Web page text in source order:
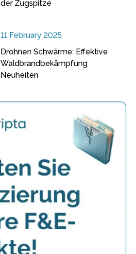
der Zugspitze
11 February 2025
Drohnen Schwärme: Effektive
Waldbrandbekämpfung
Neuheiten